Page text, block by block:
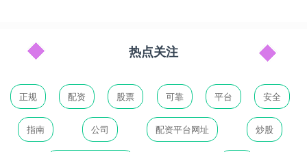
热点关注
正规 配资 股票 可靠 平台 安全
指南 公司 配资平台网址 炒股